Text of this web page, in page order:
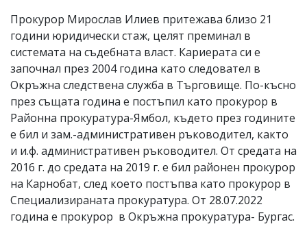
Прокурор Мирослав Илиев притежава близо 21
години юридически стаж, целят преминал в
системата на съдебната власт. Кариерата си е
започнал през 2004 година като следовател в
Окръжна следствена служба в Търговище. По-късно
през същата година е постъпил като прокурор в
Районна прокуратура-Ямбол, където през годините
е бил и зам.-административен ръководител, както
и и.ф. административен ръководител. От средата на
2016 г. до средата на 2019 г. е бил районен прокурор
на Карнобат, след което постъпва като прокурор в
Специализираната прокуратура. От 28.07.2022
година е прокурор в Окръжна прокуратура- Бургас.